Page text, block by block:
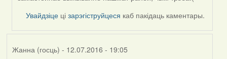
Увайдзіце цізарэгіструйцеся каб пакідаць каментары.
Жанна (госць) - 12.07.2016 - 19:05